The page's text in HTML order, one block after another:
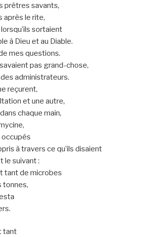
prêtres savants,
après le rite,
sortaient
à Dieu et au Diable.
mes questions.
pas grand-chose,
administrateurs.
reçurent,
et une autre,
chaque main,
occupés
à travers ce qu’ils disaient
le suivant :
tant de microbes
tonnes,
tant